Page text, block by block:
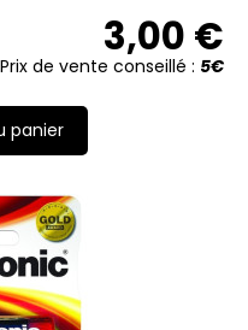
3,00 €
Prix de vente conseillé : 5€
panier